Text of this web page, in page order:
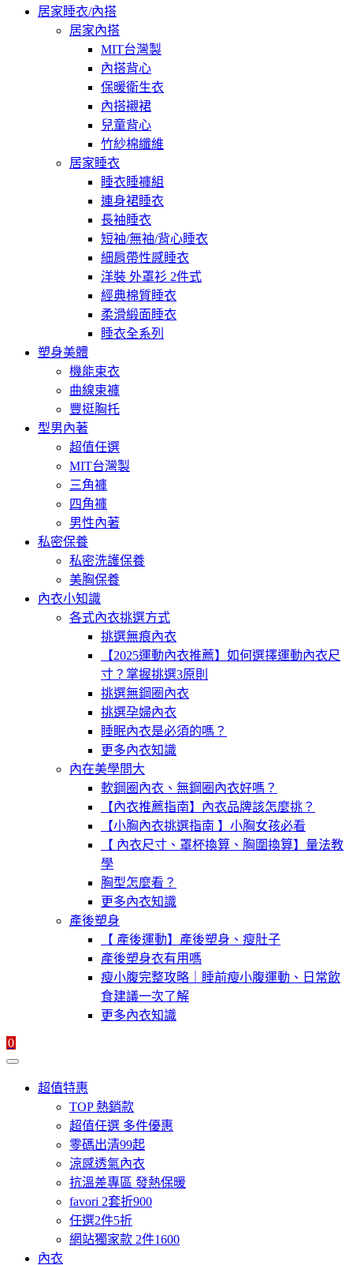
居家睡衣/內搭
居家內搭
MIT台灣製
內搭背心
保暖衛生衣
內搭襯裙
兒童背心
竹紗棉纖維
居家睡衣
睡衣睡褲組
連身裙睡衣
長袖睡衣
短袖/無袖/背心睡衣
細肩帶性感睡衣
洋裝 外罩衫 2件式
經典棉質睡衣
柔滑緞面睡衣
睡衣全系列
塑身美體
機能束衣
曲線束褲
豐挺胸托
型男內著
超值任選
MIT台灣製
三角褲
四角褲
男性內著
私密保養
私密洗護保養
美胸保養
內衣小知識
各式內衣挑選方式
挑選無痕內衣
【2025運動內衣推薦】如何選擇運動內衣尺
寸？掌握挑選3原則
挑選無鋼圈內衣
挑選孕婦內衣
睡眠內衣是必須的嗎？
更多內衣知識
內在美學問大
軟鋼圈內衣、無鋼圈內衣好嗎？
【內衣推薦指南】內衣品牌該怎麼挑？
【小胸內衣挑選指南 】小胸女孩必看
【 內衣尺寸、罩杯換算、胸圍換算】量法教
學
胸型怎麼看？
更多內衣知識
產後塑身
【 產後運動】產後塑身、瘦肚子
產後塑身衣有用嗎
瘦小腹完整攻略｜睡前瘦小腹運動、日常飲
食建議一次了解
更多內衣知識
0
超值特惠
TOP 熱銷款
超值任選 多件優惠
零碼出清99起
涼感透氣內衣
抗溫差專區 發熱保暖
favori 2套折900
任選2件5折
網站獨家款 2件1600
內衣